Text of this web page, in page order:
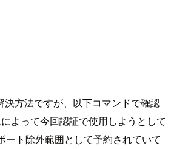
方法ですが、以下コマンドで確認
よって今回認証で使用しようとして
ート除外範囲として予約されていて